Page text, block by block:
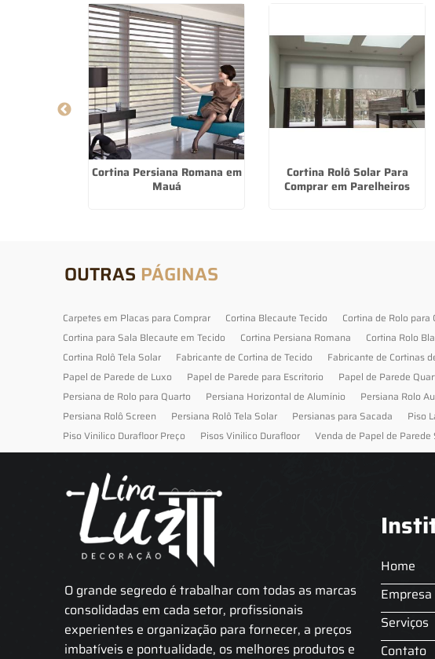
Cortina Persiana Romana em
Mauá
Cortina Rolô Solar Para
Comprar em Parelheiros
OUTRAS PÁGINAS
Carpetes em Placas para Comprar Cortina Blecaute Tecido Cortina de Rolo para
Cortina para Sala Blecaute em Tecido
Cortina Persiana Romana Cortina Rolo
Cortina Rolô Tela Solar
Fabricante de Cortina de Tecido Fabricante de Cortinas
Papel de Parede de Luxo
Papel de Parede para Escritorio Papel de Parede
Persiana de Rolo para Quarto
Persiana Horizontal de Alumínio Persiana Rolo
Persiana Rolô Screen
Persiana Rolô Tela Solar Persianas para Sacada Piso
Piso Vinilico Durafloor Preço
Pisos Vinilico Durafloor Venda de Papel de Parede
O grande segredo é trabalhar com todas as marcas
consolidadas em cada setor, profissionais
experientes e organização para fornecer, a preços
imbatíveis e pontualidade, os melhores produtos e
Home
Empresa
Serviços
Contato